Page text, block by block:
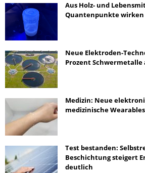
Aus Holz- und
Quantenpunkte wirken
Neue Elektroden-
Prozent
Medizin: Neue
medizinische
Test bestanden:
Beschichtung steigert
deutlich